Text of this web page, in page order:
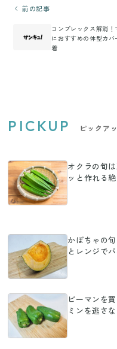
前の記事
コンプレックス解消！
におすすめの体型カバ
着
PICKUP ピックア
オクラの旬
ッと作れる
かぼちゃの
とレンジで
ピーマンを
ミンを逃さ